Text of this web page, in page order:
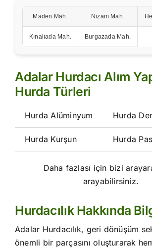
Maden Mah. Nizam Mah.
Kınalıada Mah. Burgazada Mah.
Adalar Hurdacı Alım
Hurda Türleri
Hurda Alüminyum Hurda
Hurda Kurşun Hurda
Daha fazlası için bizi
arayabilirsiniz.
Hurdacılık Hakkında
Adalar Hurdacılık, geri dönüşüm
önemli bir parçasını oluşturarak